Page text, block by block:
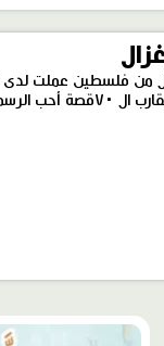
فلسطين عملت لدى
في عالم من الخيال
محتوى